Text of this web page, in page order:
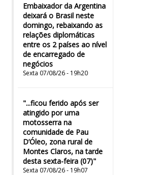
Embaixador da Argentina
deixará o Brasil neste
domingo, rebaixando as
relações diplomáticas
entre os 2 países ao nível
de encarregado de
negócios
Sexta 07/08/26 - 19h20
"...ficou ferido após ser
atingido por uma
motosserra na
comunidade de Pau
D’Óleo, zona rural de
Montes Claros, na tarde
desta sexta-feira (07)"
Sexta 07/08/26 - 19h07